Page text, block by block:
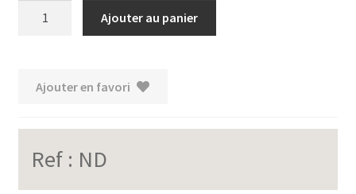
Ajouter au panier
Ajouter en favori
Ref : ND